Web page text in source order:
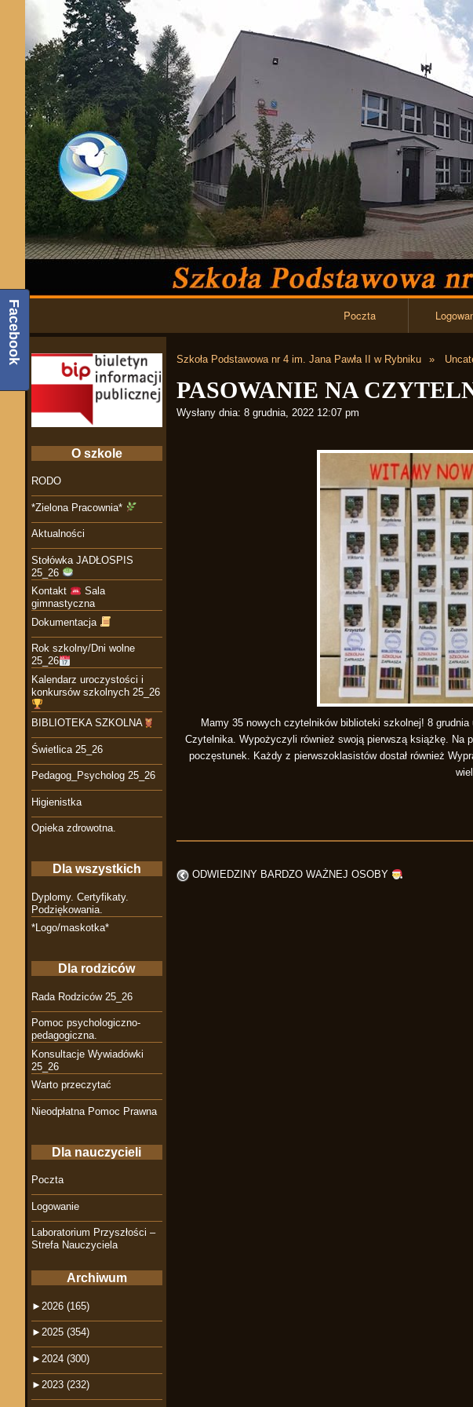
Poczta
Szkoła Podstawowa nr 4 im. Jana Pawła II w Rybniku
PASOWANIE NA
Wysłany dnia: 8 grudnia, 2022 12:07 pm
Mamy 35 nowych czytelników biblioteki szkolnej! 8
Czytelnika. Wypożyczyli również swoją pierwszą książkę. Na
poczęstunek. Każdy z pierwszoklasistów dostał również
ODWIEDZINY BARDZO WAŻNEJ OSOBY
O szkole
RODO
*Zielona Pracownia*
Aktualności
Stołówka JADŁOSPIS
25_26
Kontakt
Sala
gimnastyczna
Dokumentacja
Rok szkolny/Dni wolne
25_26
Kalendarz uroczystości i
konkursów szkolnych 25_26
BIBLIOTEKA SZKOLNA
Świetlica 25_26
Pedagog_Psycholog 25_26
Higienistka
Opieka zdrowotna.
Dla wszystkich
Dyplomy. Certyfikaty.
Podziękowania.
*Logo/maskotka*
Dla rodziców
Rada Rodziców 25_26
Pomoc psychologiczno-
pedagogiczna.
Konsultacje Wywiadówki
25_26
Warto przeczytać
Nieodpłatna Pomoc Prawna
Dla nauczycieli
Poczta
Logowanie
Laboratorium Przyszłości –
Strefa Nauczyciela
Archiwum
► 2026 (165)
► 2025 (354)
► 2024 (300)
► 2023 (232)
Facebook